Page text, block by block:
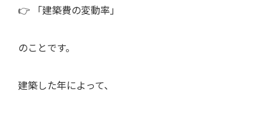
👉 「建築費の変動率」
のことです。
建築した年によって、